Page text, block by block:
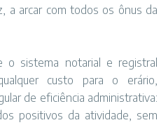
a arcar com todos os ônus da
o sistema notarial e registral
custo para o erário,
de eficiência administrativa:
positivos da atividade, sem